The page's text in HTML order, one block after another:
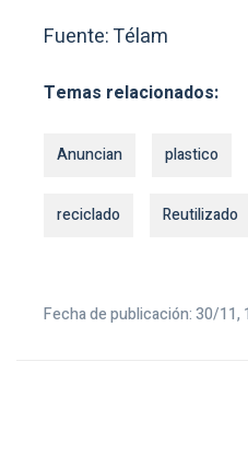
Fuente: Télam
Temas relacionados:
Anuncian plastico
reciclado Reutilizado
Fecha de publicación: 30/11,